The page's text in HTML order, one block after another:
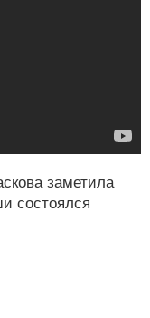
заметила
состоялся